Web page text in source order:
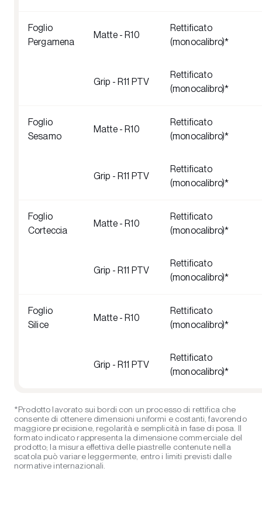
Foglio
Pergamena
Matte - R10
Rettificato
(monocalibro)*
Grip - R11 PTV
Rettificato
(monocalibro)*
Foglio
Sesamo
Matte - R10
Rettificato
(monocalibro)*
Grip - R11 PTV
Rettificato
(monocalibro)*
Foglio
Corteccia
Matte - R10
Rettificato
(monocalibro)*
Grip - R11 PTV
Rettificato
(monocalibro)*
Foglio
Silice
Matte - R10
Rettificato
(monocalibro)*
Grip - R11 PTV
Rettificato
(monocalibro)*
*Prodotto lavorato sui bordi con un processo di rettifica che
consente di ottenere dimensioni uniformi e costanti, favorendo
maggiore precisione, regolarità e semplicità in fase di posa. Il
formato indicato rappresenta la dimensione commerciale del
prodotto; la misura effettiva delle piastrelle contenute nella
scatola può variare leggermente, entro i limiti previsti dalle
normative internazionali.